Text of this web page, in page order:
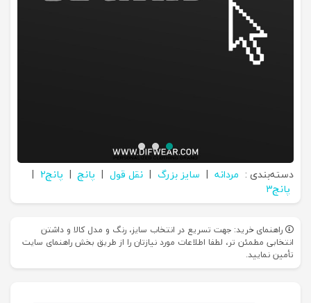
دسته‌بندی : مردانه | سایز بزرگ | نقل قول | پانچ | پانچ2
|
پانچ3
راهنمای خرید: جهت تسریع در انتخاب سایز، رنگ و مدل کالا و داشتن
انتخابی مطمئن تر، لطفا اطلاعات مورد نیازتان را از طریق بخش راهنمای سایت
تأمین نمایید.